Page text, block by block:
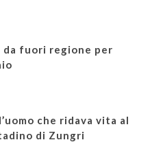
fuori regione per
che ridava vita al
di Zungri